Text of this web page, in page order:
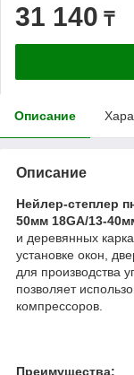
31 140 ₸
Описание
Описание
Нейлер-степлер
50мм 18GA/13-
и деревянных
установке окон,
для производства
позволяет
компрессоров.
Преимущества: